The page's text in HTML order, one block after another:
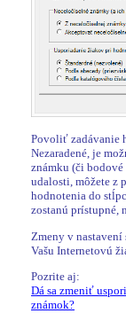
Povoliť zadávanie
Nezaradené, je
známku (či
udalosti, môžete z
hodnotenia do
zostanú prístupné,
Zmeny v
Vašu Internetovú
Pozrite aj:
Dá sa zmeniť
známok?